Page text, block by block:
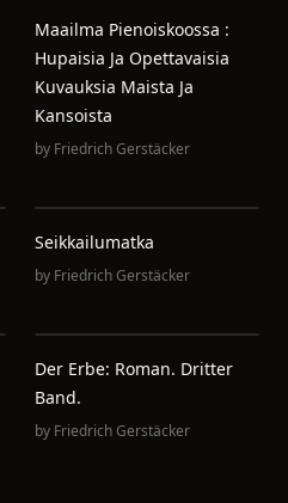
Maailma Pienoiskoossa :
Hupaisia Ja Opettavaisia
Kuvauksia Maista Ja
Kansoista
by Friedrich Gerstäcker
Seikkailumatka
by Friedrich Gerstäcker
Der Erbe: Roman. Dritter
Band.
by Friedrich Gerstäcker